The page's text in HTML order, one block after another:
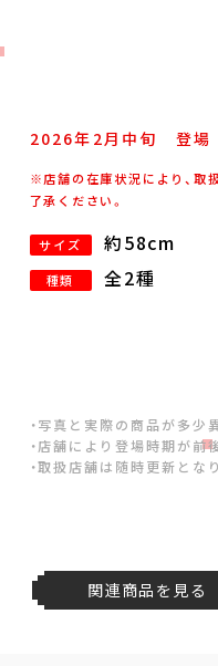
2026年 2月 中旬 登場
※店舗の在庫状況により、取
了承ください。
サイズ 約58cm
種類 全2種
・写真と実際の商品が多少
・店舗により登場時期が前
・取扱店舗は随時更新とな
関連商品を見る